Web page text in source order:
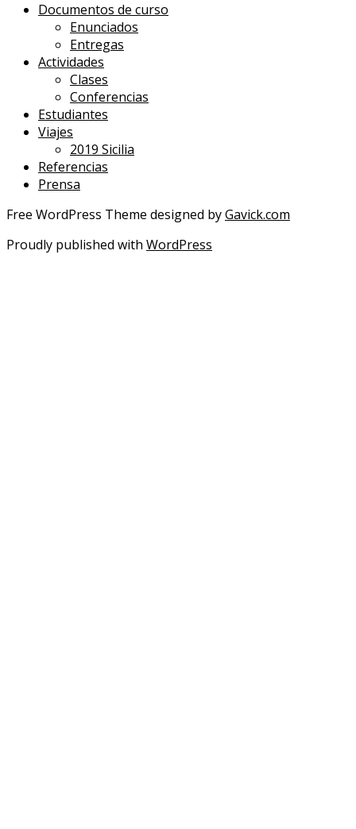
Documentos de curso
Enunciados
Entregas
Actividades
Clases
Conferencias
Estudiantes
Viajes
2019 Sicilia
Referencias
Prensa
Free WordPress Theme designed byGavick.com
Proudly published with WordPress